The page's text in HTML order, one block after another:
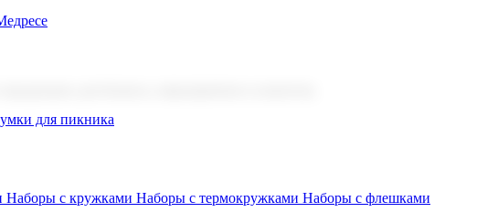
для пикника
для бизнеса, мероприятия и клиентов.
Наборы с кружками Наборы с термокружками Наборы с флешками